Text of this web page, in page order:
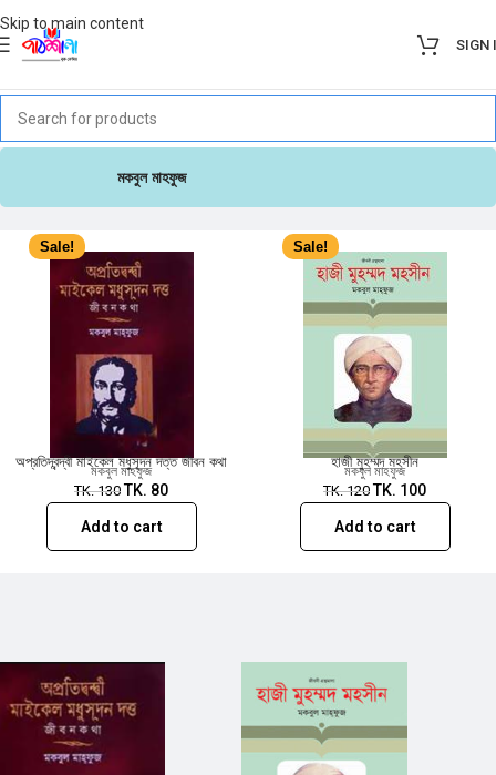
Skip to main content
SIGN
মকবুল মাহফুজ
Sale!
অপ্রতিদ্বন্দ্বী মাইকেল মধুসূদন দত্ত জীবন কথা
মকবুল মাহফুজ
TK.130 TK. 80
Add to cart
Sale!
হাজী মুহম্মদ মহসীন
মকবুল মাহফুজ
TK.120 TK. 100
Add to cart